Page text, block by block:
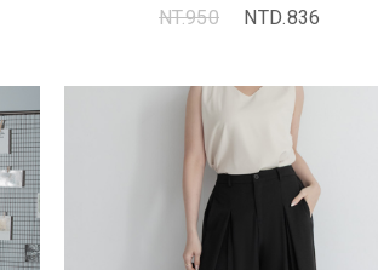
NT.950
NTD.836